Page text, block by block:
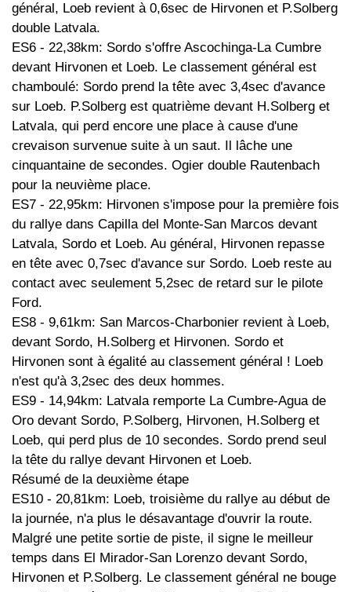
général, Loeb revient à 0,6sec de Hirvonen et P.Solberg
double Latvala.
ES6 - 22,38km: Sordo s'offre Ascochinga-La Cumbre
devant Hirvonen et Loeb. Le classement général est
chamboulé: Sordo prend la tête avec 3,4sec d'avance
sur Loeb. P.Solberg est quatrième devant H.Solberg et
Latvala, qui perd encore une place à cause d'une
crevaison survenue suite à un saut. Il lâche une
cinquantaine de secondes. Ogier double Rautenbach
pour la neuvième place.
ES7 - 22,95km: Hirvonen s'impose pour la première fois
du rallye dans Capilla del Monte-San Marcos devant
Latvala, Sordo et Loeb. Au général, Hirvonen repasse
en tête avec 0,7sec d'avance sur Sordo. Loeb reste au
contact avec seulement 5,2sec de retard sur le pilote
Ford.
ES8 - 9,61km: San Marcos-Charbonier revient à Loeb,
devant Sordo, H.Solberg et Hirvonen. Sordo et
Hirvonen sont à égalité au classement général ! Loeb
n'est qu'à 3,2sec des deux hommes.
ES9 - 14,94km: Latvala remporte La Cumbre-Agua de
Oro devant Sordo, P.Solberg, Hirvonen, H.Solberg et
Loeb, qui perd plus de 10 secondes. Sordo prend seul
la tête du rallye devant Hirvonen et Loeb.
Résumé de la deuxième étape
ES10 - 20,81km: Loeb, troisième du rallye au début de
la journée, n'a plus le désavantage d'ouvrir la route.
Malgré une petite sortie de piste, il signe le meilleur
temps dans El Mirador-San Lorenzo devant Sordo,
Hirvonen et P.Solberg. Le classement général ne bouge